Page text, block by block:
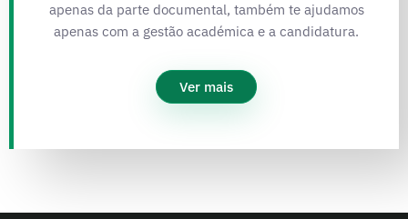
apenas da parte documental, também te ajudamos
apenas com a gestão académica e a candidatura.
Ver mais